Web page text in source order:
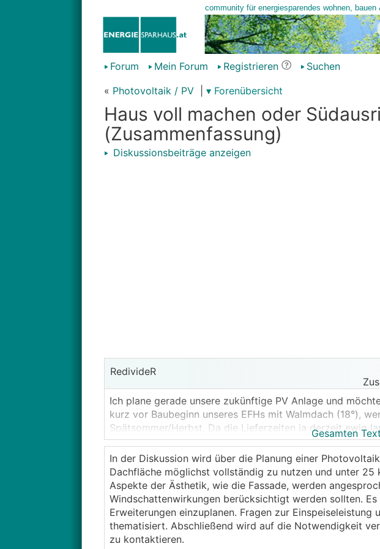
Forum Mein Forum Registrieren
Suchen
« Photovoltaik / PV ▾ Forenübersicht
Haus voll machen oder
(Zusammenfassung)
Diskussionsbeiträge anzeigen
RedivideR
Ich plane gerade unsere zukünftige PV Anlage und
kurz vor Baubeginn unseres EFHs mit Walmdach (18°),
Spätsommer/Herbst. Da die Lieferzeiten ja derzeit ewig
der Planung beginnen, dann geht es sich vielleicht noch
Daher hab ich mir mal die Testversion von PVSOL
in Frage kommt (teilweise vielleicht etwas zu
Insgesamt komme ich damit auf knapp 40kWp auf 9
Zaun). Potential ist also ausreichend vorhanden, die
ist. Hier ein Screenshot aus PVSOL, damit ihr euch die
dargestellt, Ausrichtung vom Haus ist genau nach Süden):
Gesamten
In der Diskussion wird über die Planung einer
Dachfläche möglichst vollständig zu nutzen und unter 25
Aspekte der Ästhetik, wie die Fassade, werden
Windschattenwirkungen berücksichtigt werden sollten.
Erweiterungen einzuplanen. Fragen zur
thematisiert. Abschließend wird auf die Notwendigkeit
zu kontaktieren.